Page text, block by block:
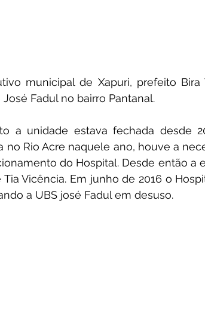
municipal de Xapuri, prefeito Bira
Fadul no bairro Pantanal.
a unidade estava fechada desde
no Rio Acre naquele ano, houve a
do Hospital. Desde então a
Vicência. Em junho de 2016 o
a UBS josé Fadul em desuso.